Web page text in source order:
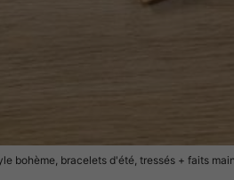
bohème, bracelets d'été, tressés + faits
le produit réel et l'image